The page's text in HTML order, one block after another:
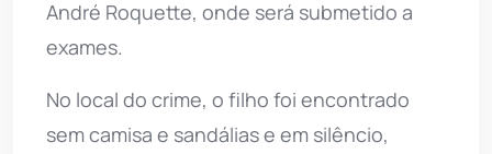
André Roquette, onde será submetido a
exames.
No local do crime, o filho foi encontrado
sem camisa e sandálias e em silêncio,